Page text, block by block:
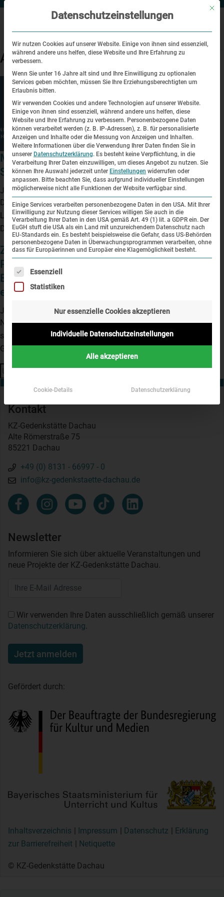
Archive
Mehrgenerationengespräch zur
Sonderausstellung „Dachauer Prozesse“
Juni 29, 2022 4:28 p.m.
Die Familie Schwerdt im Gespräch mit Dr. Christoph Thonfeld,
Leiter der Wissenschaftlichen Abteilung der KZ-Gedenkstätte
Dachau.
Zwischen Vergessen und Erinnern –
Podiumsdiskussion zum bürgerschaftlichen
Engagement für den Gedenkort am
ehemaligen „SS-Schießplatz Hebertshausen“
Juli 3, 2014 7:00 p.m.
Nachdem das Gelände des "SS-Schießplatzes Hebertshausen"
stetig verwahrloste, setzten sich immer mehr Bürger für einen
Gedenkort ein. 2014 konnte dieser eröffnet werden.
Suchen
Kontakt
KZ-Gedenkstätte Dachau
Alte Römerstraße 75
85221 Dachau
+49 (0) 8131 - 66997 - 0
info@kz-gedenkstaette-dachau.de
Newsletter
Informieren Sie sich über aktuelle Veranstaltungen und
neue Projekte der KZ-Gedenkstätte Dachau.
Wir verwenden Ihre Daten ausschließlich gemäß unserer
Datenschutzerklärung.
Jetzt anmelden
Gefördert durch:
Inhaltsverzeichnis Impressum Datenschutz
Erklärung
zur Barrierefreiheit
Netiquette
© KZ-Gedenkstätte Dachau
Mit
Datenschutzeinstellungen
Wir nutzen Cookies auf unserer Website. Einige von ihnen sind essenziell,
während andere uns helfen, diese Website und Ihre Erfahrung zu
verbessern.
Wenn Sie unter 16 Jahre alt sind und Ihre Einwilligung zu optionalen
Services geben möchten, müssen Sie Ihre Erziehungsberechtigten um
Erlaubnis bitten.
Wir verwenden Cookies und andere Technologien auf unserer Website.
Einige von ihnen sind essenziell, während andere uns helfen, diese
Website und Ihre Erfahrung zu verbessern. Personenbezogene Daten
können verarbeitet werden (z. B. IP-Adressen), z. B. für personalisierte
Anzeigen und Inhalte oder die Messung von Anzeigen und Inhalten.
Weitere Informationen über die Verwendung Ihrer Daten finden Sie in
unserer Datenschutzerklärung. Es besteht keine Verpflichtung, in die
Verarbeitung Ihrer Daten einzuwilligen, um dieses Angebot zu nutzen. Sie
können Ihre Auswahl jederzeit unter Einstellungen widerrufen oder
anpassen. Bitte beachten Sie, dass aufgrund individueller Einstellungen
möglicherweise nicht alle Funktionen der Website verfügbar sind.
Einige Services verarbeiten personenbezogene Daten in den USA. Mit Ihrer
Einwilligung zur Nutzung dieser Services willigen Sie auch in die
Verarbeitung Ihrer Daten in den USA gemäß Art. 49 (1) lit. a GDPR ein. Der
EuGH stuft die USA als ein Land mit unzureichendem Datenschutz nach
EU-Standards ein. Es besteht beispielsweise die Gefahr, dass US-Behörden
personenbezogene Daten in Überwachungsprogrammen verarbeiten, ohne
dass für Europäerinnen und Europäer eine Klagemöglichkeit besteht.
Es folgt eine Liste der Service-Gruppen, für die eine
Essenziell
Statistiken
Nur essenzielle Cookies akzeptieren
Individuelle Datenschutzeinstellungen
Alle akzeptieren
Cookie-Details Datenschutzerklärung